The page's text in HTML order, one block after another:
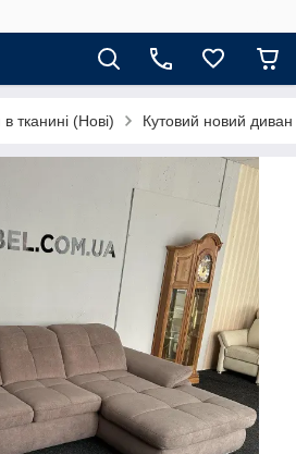
тканині (Нові) Кутовий новий диван